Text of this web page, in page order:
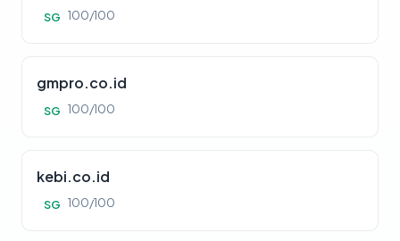
SG 100/100
gmpro.co.id
SG 100/100
kebi.co.id
SG 100/100